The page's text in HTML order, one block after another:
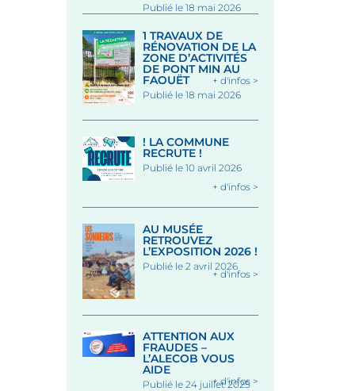
Publié le 18 mai 2026
1 TRAVAUX DE
RÉNOVATION DE LA
ZONE D’ACTIVITÉS
DE PONT MIN AU
FAOUËT
Publié le 18 mai 2026
+ d'infos >
! LA COMMUNE
RECRUTE !
Publié le 10 avril 2026
+ d'infos >
AU MUSÉE
RETROUVEZ
L’EXPOSITION 2026 !
Publié le 2 avril 2026
+ d'infos >
ATTENTION AUX
FRAUDES –
L’ALECOB VOUS
AIDE
Publié le 24 juillet 2025
+ d'infos >